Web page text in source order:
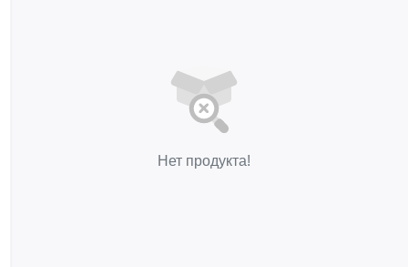
Нет продукта!